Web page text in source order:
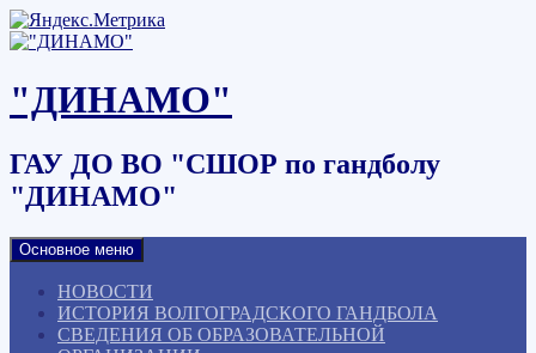
Наверх
"ДИНАМО"
ГАУ ДО ВО "СШОР по гандболу
"ДИНАМО"
Основное меню
НОВОСТИ
ИСТОРИЯ ВОЛГОГРАДСКОГО ГАНДБОЛА
СВЕДЕНИЯ ОБ ОБРАЗОВАТЕЛЬНОЙ